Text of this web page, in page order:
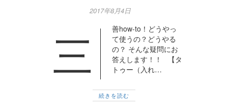
2017年8月4日
三
善how-to！どうやっ
て使うの？どうやる
の？ そんな疑問にお
答えします！！ 【タ
トゥー（入れ…
続きを読む